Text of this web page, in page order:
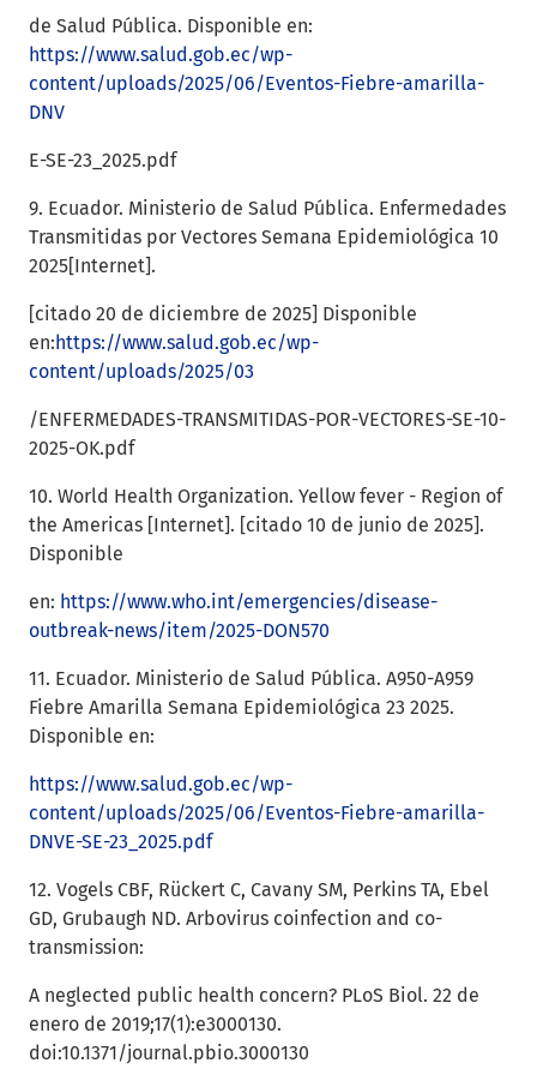
de Salud Pública. Disponible en:
https://www.salud.gob.ec/wp-
content/uploads/2025/06/Eventos-Fiebre-amarilla-
DNV
E-SE-23_2025.pdf
9. Ecuador. Ministerio de Salud Pública. Enfermedades
Transmitidas por Vectores Semana Epidemiológica 10
2025[Internet].
[citado 20 de diciembre de 2025] Disponible
en:https://www.salud.gob.ec/wp-
content/uploads/2025/03
/ENFERMEDADES-TRANSMITIDAS-POR-VECTORES-SE-10-
2025-OK.pdf
10. World Health Organization. Yellow fever - Region of
the Americas [Internet]. [citado 10 de junio de 2025].
Disponible
en: https://www.who.int/emergencies/disease-
outbreak-news/item/2025-DON570
11. Ecuador. Ministerio de Salud Pública. A950-A959
Fiebre Amarilla Semana Epidemiológica 23 2025.
Disponible en:
https://www.salud.gob.ec/wp-
content/uploads/2025/06/Eventos-Fiebre-amarilla-
DNVE-SE-23_2025.pdf
12. Vogels CBF, Rückert C, Cavany SM, Perkins TA, Ebel
GD, Grubaugh ND. Arbovirus coinfection and co-
transmission:
A neglected public health concern? PLoS Biol. 22 de
enero de 2019;17(1):e3000130.
doi:10.1371/journal.pbio.3000130